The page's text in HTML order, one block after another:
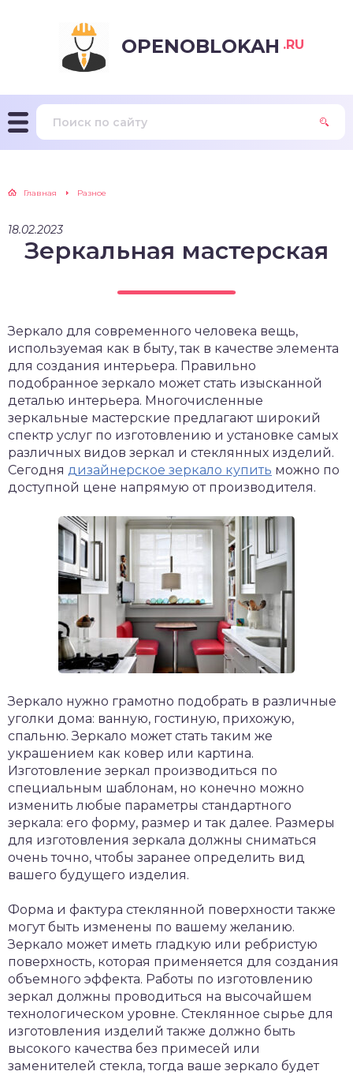
OPENOBLOKAH .RU
Главная Разное
18.02.2023
Зеркальная мастерская
Зеркало для современного человека вещь,
используемая как в быту, так в качестве элемента
для создания интерьера. Правильно
подобранное зеркало может стать изысканной
деталью интерьера. Многочисленные
зеркальные мастерские предлагают широкий
спектр услуг по изготовлению и установке самых
различных видов зеркал и стеклянных изделий.
Сегодня дизайнерское зеркало купить можно по
доступной цене напрямую от производителя.
Зеркало нужно грамотно подобрать в различные
уголки дома: ванную, гостиную, прихожую,
спальню. Зеркало может стать таким же
украшением как ковер или картина.
Изготовление зеркал производиться по
специальным шаблонам, но конечно можно
изменить любые параметры стандартного
зеркала: его форму, размер и так далее. Размеры
для изготовления зеркала должны сниматься
очень точно, чтобы заранее определить вид
вашего будущего изделия.
Форма и фактура стеклянной поверхности также
могут быть изменены по вашему желанию.
Зеркало может иметь гладкую или ребристую
поверхность, которая применяется для создания
объемного эффекта. Работы по изготовлению
зеркал должны проводиться на высочайшем
технологическом уровне. Стеклянное сырье для
изготовления изделий также должно быть
высокого качества без примесей или
заменителей стекла, тогда ваше зеркало будет